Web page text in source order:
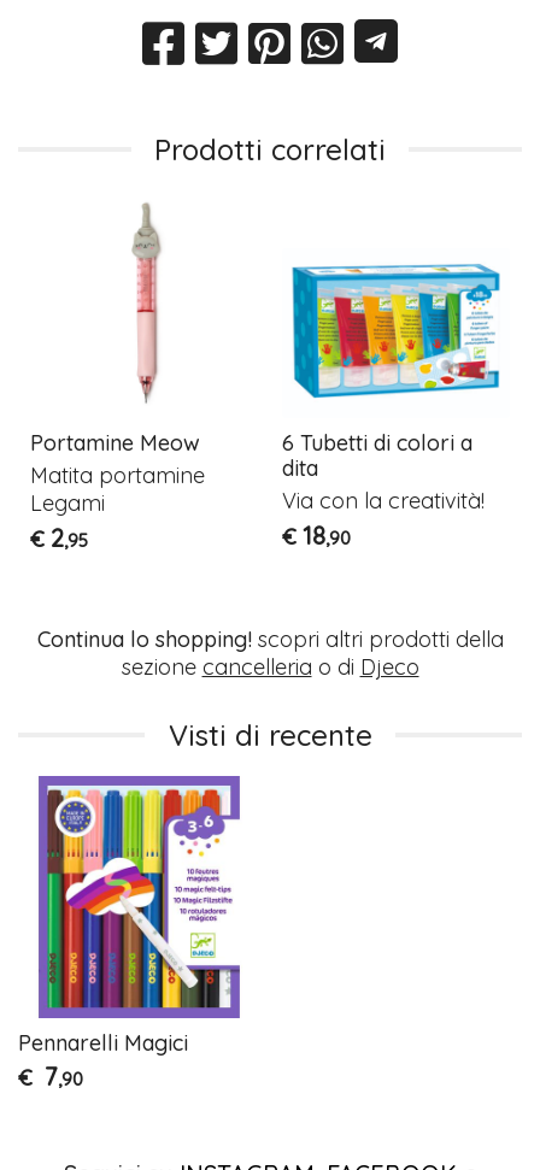
Prodotti correlati
Portamine Meow
Matita portamine
Legami
€ 2,95
6 Tubetti di colori a
dita
Via con la creatività!
€ 18,90
Continua lo shopping!scopri altri prodotti della
sezione cancelleria o di Djeco
Visti di recente
Pennarelli Magici
€ 7,90